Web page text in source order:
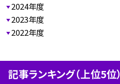
2024年度
2023年度
2022年度
記事ランキング（上位5位）